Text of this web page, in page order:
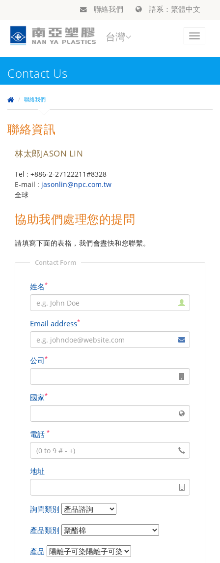
聯絡我們 語系：繁體中文
Toggle
台灣
Contact Us
聯絡我們
聯絡資訊
林太郎JASON LIN
Tel : +886-2-27122211#8328
E-mail : jasonlin@npc.com.tw
全球
協助我們處理您的提問
請填寫下面的表格，我們會盡快和您聯繫。
Contact Form
姓名*
Email address*
公司*
國家*
電話 *
地址
詢問類別
產品類別
產品